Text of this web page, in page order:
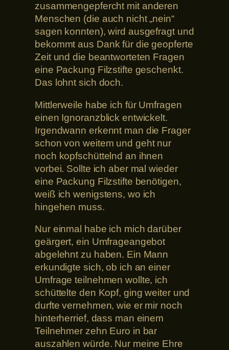
zusammengepfercht mit anderen
Menschen (die auch nicht „nein“
sagen konnten), wird ausgefragt und
bekommt aus Dank für die geopferte
Zeit und die beantworteten Fragen
eine Packung Filzstifte geschenkt.
Das lohnt sich doch.
Mittlerweile habe ich für Umfragen
einen Ignoranzblick entwickelt.
Irgendwann erkennt man die Frager
schon von weitem und geht nur
noch kopfschüttelnd an ihnen
vorbei. Sollte ich aber mal wieder
eine Packung Filzstifte benötigen,
weiß ich wenigstens, wo ich
hingehen muss.
Nur einmal habe ich mich darüber
geärgert, ein Umfrageangebot
abgelehnt zu haben. Ein Mann
erkundigte sich, ob ich an einer
Umfrage teilnehmen wollte, ich
schüttelte den Kopf, ging weiter und
durfte vernehmen, wie er mir noch
hinterherrief, dass man einem
Teilnehmer zehn Euro in bar
auszahlen würde. Nur meine Ehre